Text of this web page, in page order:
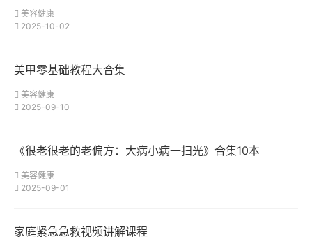
美容健康
2025-10-02
美甲零基础教程大合集
美容健康
2025-09-10
《很老很老的老偏方：大病小病一扫光》合集10本
美容健康
2025-09-01
家庭紧急急救视频讲解课程